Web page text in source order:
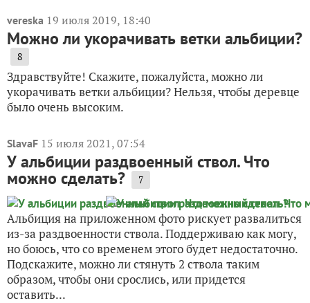
vereska 19 июля 2019, 18:40
Можно ли укорачивать ветки альбиции?
8
Здравствуйте! Скажите, пожалуйста, можно ли
укорачивать ветки альбиции? Нельзя, чтобы деревце
было очень высоким.
SlavaF 15 июля 2021, 07:54
У альбиции раздвоенный ствол. Что
можно сделать? 7
Альбиция на приложенном фото рискует развалиться
из-за раздвоенности ствола. Поддерживаю как могу,
но боюсь, что со временем этого будет недостаточно.
Подскажите, можно ли стянуть 2 ствола таким
образом, чтобы они срослись, или придется
оставить...